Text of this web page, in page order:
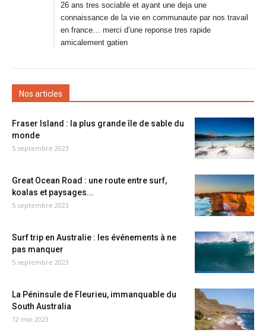
26 ans tres sociable et ayant une deja une
connaissance de la vie en communaute par nos travail
en france… merci d’une reponse tres rapide
amicalement gatien
Nos articles
Fraser Island : la plus grande île de sable du
monde
5 septembre 2023
Great Ocean Road : une route entre surf,
koalas et paysages...
5 septembre 2023
Surf trip en Australie : les événements à ne
pas manquer
5 septembre 2023
La Péninsule de Fleurieu, immanquable du
South Australia
12 mai 2023